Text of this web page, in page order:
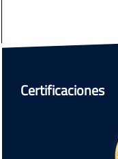
Certificaciones